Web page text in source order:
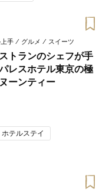
上手 / グルメ / スイーツ
トランのシェフが手
レスホテル東京の極
ーンティー
ホテルステイ